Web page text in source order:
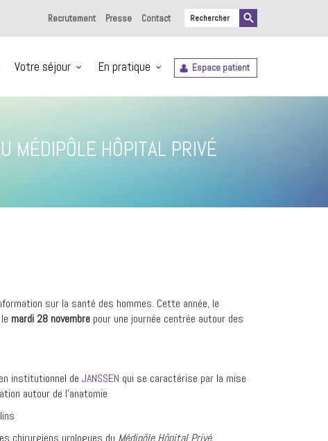
Recrutement Presse Contact
Votre séjour En pratique Espace patient
MÉDIPÔLE HÔPITAL PRIVÉ
sur la santé des hommes. Cette année, le
mardi 28 novembre pour une journée centrée autour des
institutionnel de JANSSEN qui se caractérise par la mise
autour de l’anatomie
chirurgiens urologues du Médipôle Hôpital Privé.